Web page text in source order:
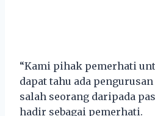
“Kami pihak pemerhati
dapat tahu ada
salah seorang daripada
hadir sebagai pemerhati.